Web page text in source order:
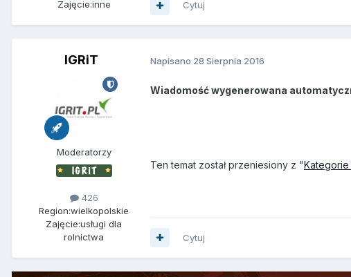
Zajęcie:inne Cytuj
IGRiT
Moderatorzy
426
Region:wielkopolskie
Zajęcie:usługi dla
rolnictwa
Napisano 28 Sierpnia 2016
Wiadomość wygenerowana
Ten temat został przeniesiony z "Kategorie
Cytuj